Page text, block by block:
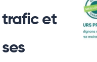
trafic et
ses